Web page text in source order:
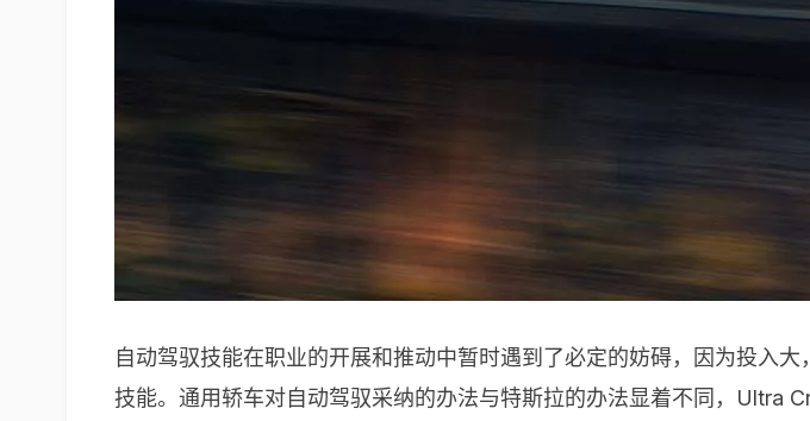
自动驾驭技能在职业的开展和推动中暂时遇到了必定的妨碍，因为投入
技能。通用轿车对自动驾驭采纳的办法与特斯拉的办法显着不同，Ultra